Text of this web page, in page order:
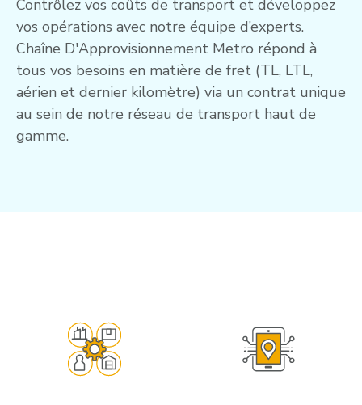
Contrôlez vos coûts de transport et développez
vos opérations avec notre équipe d’experts.
Chaîne D'Approvisionnement Metro répond à
tous vos besoins en matière de fret (TL, LTL,
aérien et dernier kilomètre) via un contrat unique
au sein de notre réseau de transport haut de
gamme.